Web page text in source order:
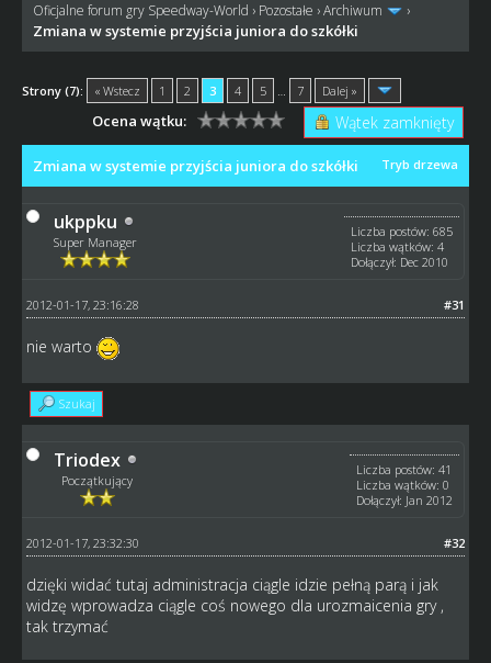
Oficjalne forum gry Speedway-World › Pozostałe ›Archiwum ›
Zmiana w systemie przyjścia juniora do szkółki
Strony (7): « Wstecz 1 2 3 4 5 7 Dalej »
Wątek zamknięty
Ocena wątku:
Tryb drzewa
Zmiana w systemie przyjścia juniora do szkółki
ukppku
Super Manager
Liczba postów: 685
Liczba wątków: 4
Dołączył: Dec 2010
#31
2012-01-17, 23:16:28
nie warto
Szukaj
Triodex
Początkujący
Liczba postów: 41
Liczba wątków: 0
Dołączył: Jan 2012
#32
2012-01-17, 23:32:30
dzięki widać tutaj administracja ciągle idzie pełną parą i jak
widzę wprowadza ciągle coś nowego dla urozmaicenia gry ,
tak trzymać